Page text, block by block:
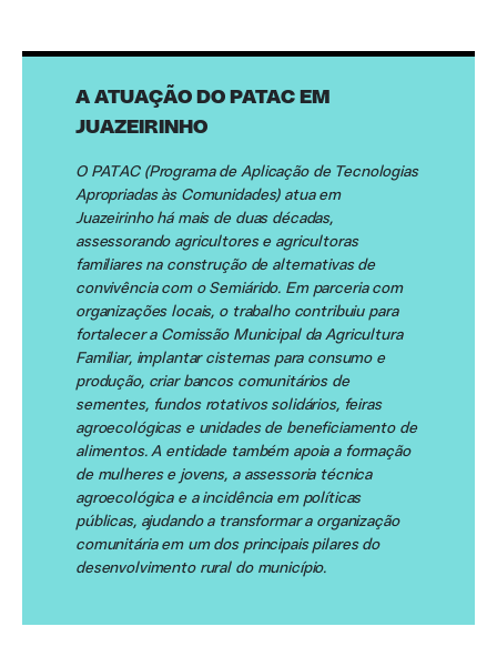
A ATUAÇÃO DO PATAC EM
JUAZEIRINHO
O PATAC (Programa de Aplicação de Tecnologias
Apropriadas às Comunidades) atua em
Juazeirinho há mais de duas décadas,
assessorando agricultores e agricultoras
familiares na construção de alternativas de
convivência com o Semiárido. Em parceria com
organizações locais, o trabalho contribuiu para
fortalecer a Comissão Municipal da Agricultura
Familiar, implantar cisternas para consumo e
produção, criar bancos comunitários de
sementes, fundos rotativos solidários, feiras
agroecológicas e unidades de beneficiamento de
alimentos. A entidade também apoia a formação
de mulheres e jovens, a assessoria técnica
agroecológica e a incidência em políticas
públicas, ajudando a transformar a organização
comunitária em um dos principais pilares do
desenvolvimento rural do município.